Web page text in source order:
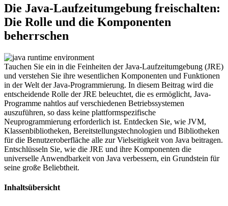
Die Java-Laufzeitumgebung freischalten:
Die Rolle und die Komponenten
beherrschen
Tauchen Sie ein in die Feinheiten der Java-Laufzeitumgebung (JRE)
und verstehen Sie ihre wesentlichen Komponenten und Funktionen
in der Welt der Java-Programmierung. In diesem Beitrag wird die
entscheidende Rolle der JRE beleuchtet, die es ermöglicht, Java-
Programme nahtlos auf verschiedenen Betriebssystemen
auszuführen, so dass keine plattformspezifische
Neuprogrammierung erforderlich ist. Entdecken Sie, wie JVM,
Klassenbibliotheken, Bereitstellungstechnologien und Bibliotheken
für die Benutzeroberfläche alle zur Vielseitigkeit von Java beitragen.
Entschlüsseln Sie, wie die JRE und ihre Komponenten die
universelle Anwendbarkeit von Java verbessern, ein Grundstein für
seine große Beliebtheit.
Inhaltsübersicht